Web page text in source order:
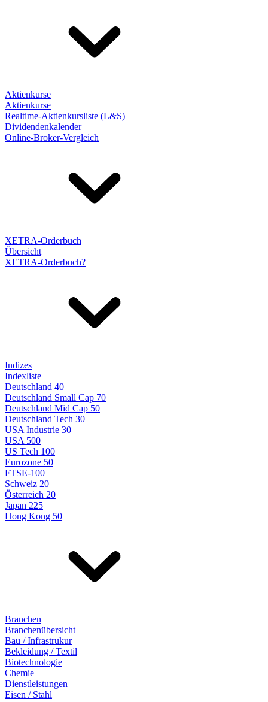
Aktienkurse
Aktienkurse
Realtime-Aktienkursliste (L&S)
Dividendenkalender
Online-Broker-Vergleich
XETRA-Orderbuch
Übersicht
XETRA-Orderbuch?
Indizes
Indexliste
Deutschland 40
Deutschland Small Cap 70
Deutschland Mid Cap 50
Deutschland Tech 30
USA Industrie 30
USA 500
US Tech 100
Eurozone 50
FTSE-100
Schweiz 20
Österreich 20
Japan 225
Hong Kong 50
Branchen
Branchenübersicht
Bau / Infrastrukur
Bekleidung / Textil
Biotechnologie
Chemie
Dienstleistungen
Eisen / Stahl